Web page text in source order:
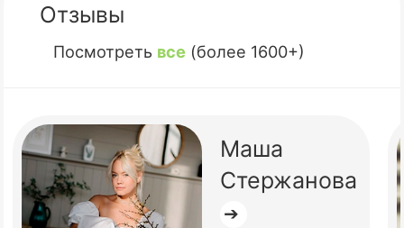
Отзывы
Посмотреть все (более 1600+)
Маша
Стержанова
➔